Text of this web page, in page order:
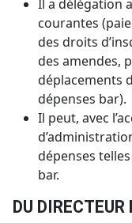
Il a délégation
courantes
des droits
des amendes,
déplacements
dépenses bar).
Il peut, avec
dépenses
bar.
DU